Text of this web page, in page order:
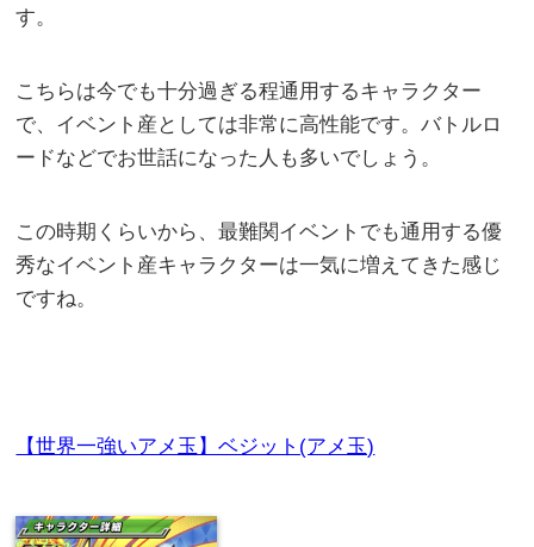
す。
こちらは今でも十分過ぎる程通用するキャラクター
で、イベント産としては非常に高性能です。バトルロ
ードなどでお世話になった人も多いでしょう。
この時期くらいから、最難関イベントでも通用する優
秀なイベント産キャラクターは一気に増えてきた感じ
ですね。
【世界一強いアメ玉】ベジット(アメ玉)